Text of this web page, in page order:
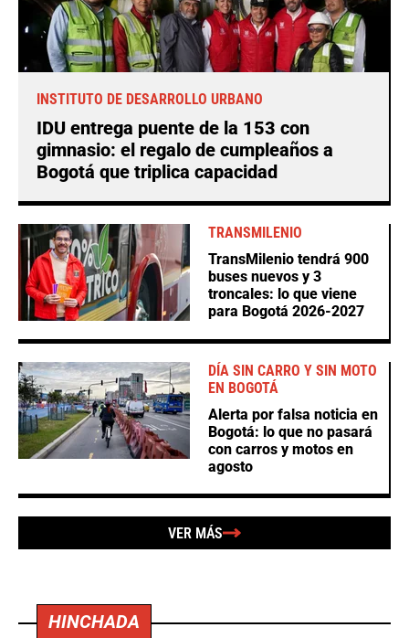
INSTITUTO DE DESARROLLO URBANO
IDU entrega puente de la 153 con
gimnasio: el regalo de cumpleaños a
Bogotá que triplica capacidad
TRANSMILENIO
TransMilenio tendrá 900
buses nuevos y 3
troncales: lo que viene
para Bogotá 2026-2027
DÍA SIN CARRO Y SIN MOTO
EN BOGOTÁ
Alerta por falsa noticia en
Bogotá: lo que no pasará
con carros y motos en
agosto
VER MÁS
HINCHADA